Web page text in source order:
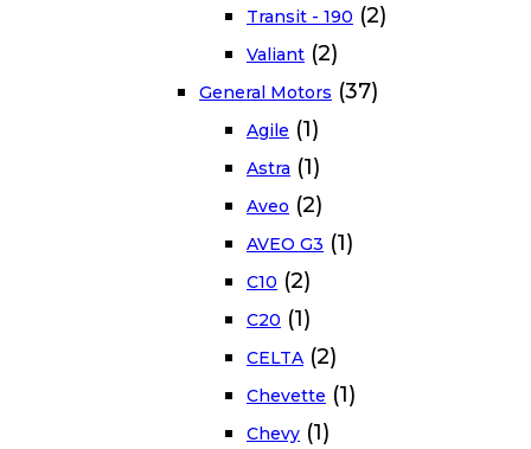
Transit - 190 (2)
Valiant (2)
General Motors (37)
Agile (1)
Astra (1)
Aveo (2)
AVEO G3 (1)
C10 (2)
C20 (1)
CELTA (2)
Chevette (1)
Chevy (1)